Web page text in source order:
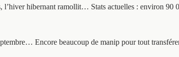
l’hiver hibernant ramollit… Stats actuelles : environ 90
Encore beaucoup de manip pour tout